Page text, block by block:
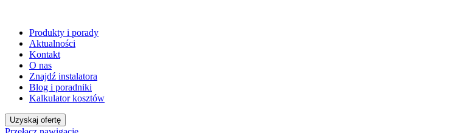
Produkty i porady
Aktualności
Kontakt
O nas
Znajdź instalatora
Blog i poradniki
Kalkulator kosztów
Uzyskaj ofertę